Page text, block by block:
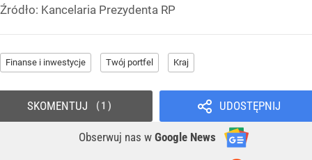
Źródło: Kancelaria Prezydenta RP
Finanse i inwestycje Twój portfel Kraj
UDOSTĘPNIJ
Obserwuj nas w Google News
SKOMENTUJ 1